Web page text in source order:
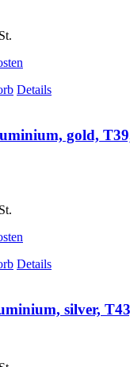
Details
gold,
Details
silver,